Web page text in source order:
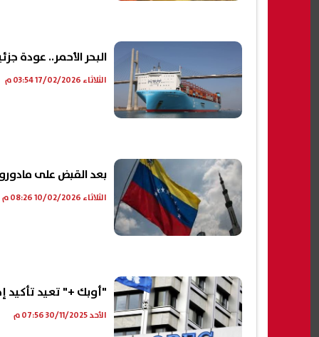
البحر الأحمر.. عودة
الثلاثاء 17/02/2026 03:54 م
بعد القبض على
الثلاثاء 10/02/2026 08:26 م
"أوبك +" تعيد تأكيد
الأحد 30/11/2025 07:56 م